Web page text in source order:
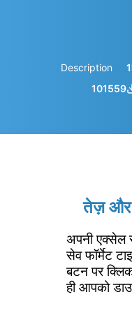
Description 1
101559
तेज़ और
अपनी एक्सेल
सेव फॉर्मेट
बटन पर
ही आपको